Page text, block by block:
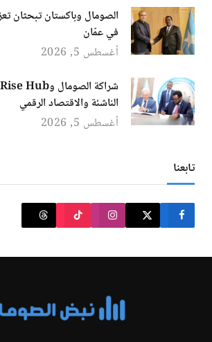
الصومال وباكستان تبحثان
في عمّان
أغسطس 5, 2026
الناشئة والاقتصاد الرقمي
أغسطس 5, 2026
تابعنا